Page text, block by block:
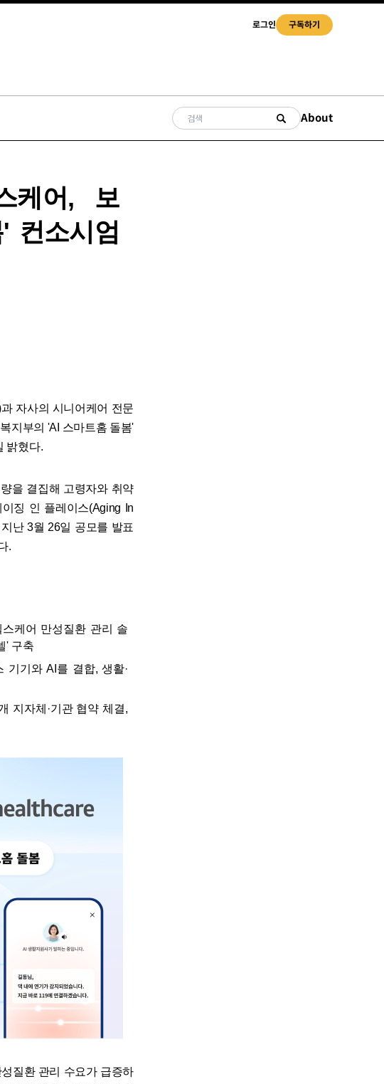
로그인 구독하기
About
케어, 보
컨소시엄
자사의 시니어케어 전문
지부의 'AI 스마트홈 돌봄'
밝혔다.
을 결집해 고령자와 취약
징 인 플레이스(Aging In
난 3월 26일 공모를 발표
.
케어 만성질환 관리 솔
' 구축
기기와 AI를 결합, 생활·
지자체·기관 협약 체결,
질환 관리 수요가 급증하